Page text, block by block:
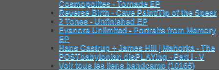
Cosmopolites - Tornade EP
Reverse Birth - Cave Paint/Tip of the Spear
2 Tones - Unfinished EP
Evanora Unlimited - Portraits from Memory
EP
Hans Castrup + James Hill | Mahorka - The
POSTbabylonian disPLAYing - Part I - V
Voir tous les liens bandcamp (10165)